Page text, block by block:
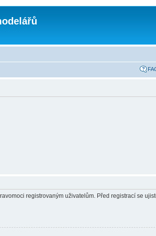
registrovaným uživatelům. Před registrací se